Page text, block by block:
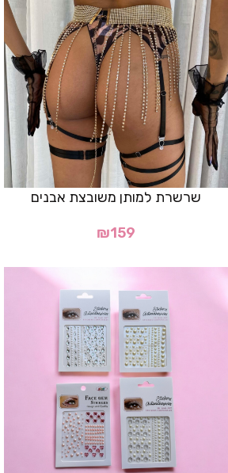
שרשרת למותן משובצת אבנים
₪159